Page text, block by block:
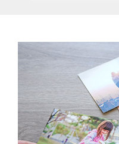
Calendari
Calendario
Fotolibro